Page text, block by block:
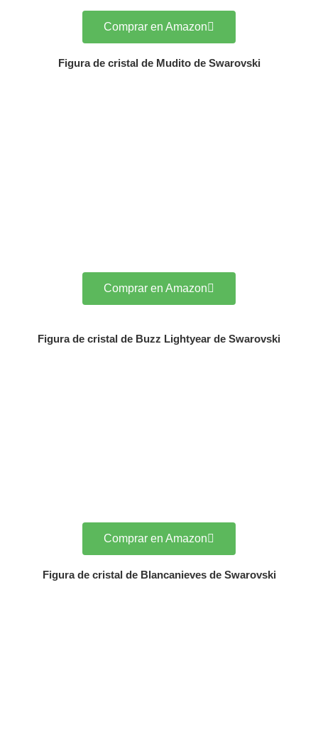
Comprar en Amazon
Figura de cristal de Mudito de Swarovski
Comprar en Amazon
Figura de cristal de Buzz Lightyear de Swarovski
Comprar en Amazon
Figura de cristal de Blancanieves de Swarovski